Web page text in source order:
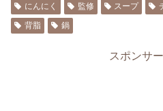
にんにく
監修 スープ
背脂
鍋
スポンサ